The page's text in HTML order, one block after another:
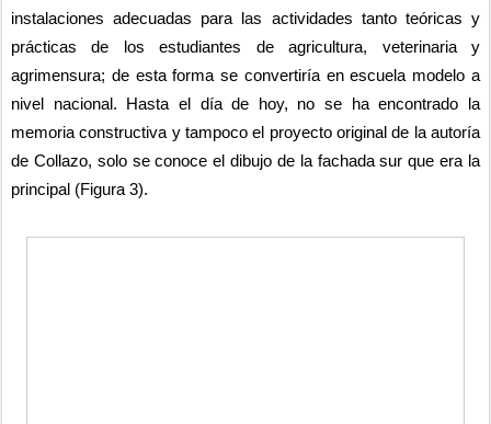
instalaciones adecuadas para las actividades tanto teóricas y
prácticas de los estudiantes de agricultura, veterinaria y
agrimensura; de esta forma se convertiría en escuela modelo a
nivel nacional. Hasta el día de hoy, no se ha encontrado la
memoria constructiva y tampoco el proyecto original de la autoría
de Collazo, solo se conoce el dibujo de la fachada sur que era la
principal (Figura 3).